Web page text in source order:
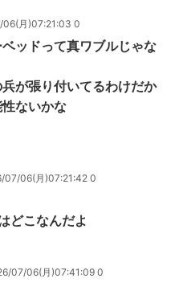
月)07:21:03 0
ッドって真ワブルじゃな
が張り付いてるわけだか
ないかな
07/06(月)07:21:42 0
どこなんだよ
07/06(月)07:41:09 0